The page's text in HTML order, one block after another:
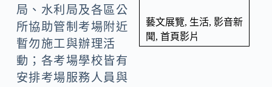
局、水利局及各區公
所協助管制考場附近
暫勿施工與辦理活
動；各考場學校皆有
安排考場服務人員與
藝文展覽, 生活, 影音新
聞, 首頁影片